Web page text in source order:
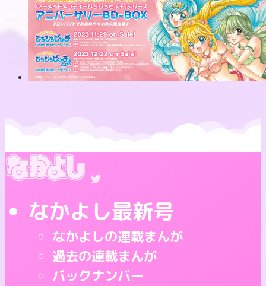
なかよし最新号
なかよしの連載まんが
過去の連載まんが
バックナンバー